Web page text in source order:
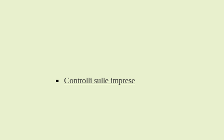
Controlli sulle imprese